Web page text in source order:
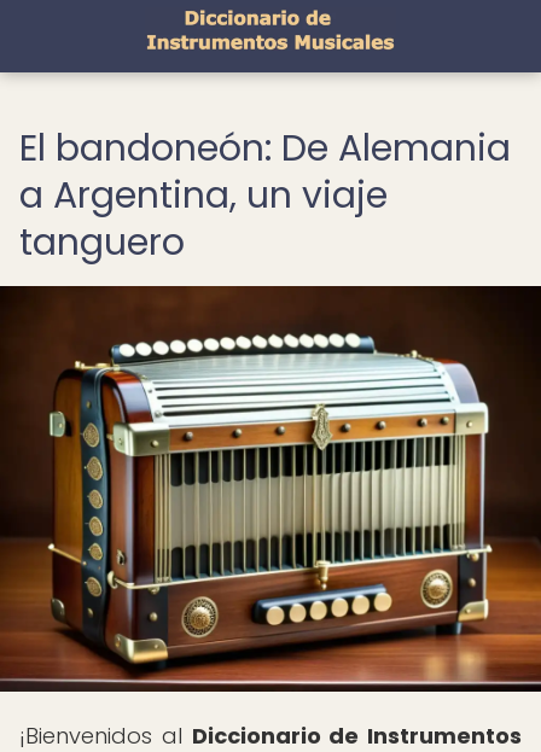
El bandoneón: De Alemania
a Argentina, un viaje
tanguero
¡Bienvenidos al Diccionario de Instrumentos